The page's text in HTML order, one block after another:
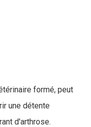
formé, peut
une détente
d'arthrose.